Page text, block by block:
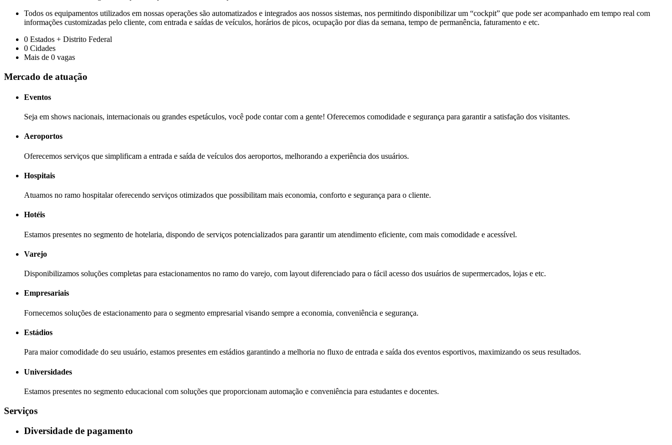
Todos os equipamentos utilizados em nossas operações são automatizados e integrados aos nossos sistemas, nos permitindo disponibilizar um “cockpit” que pode ser acompanhado em tempo real com
informações customizadas pelo cliente, com entrada e saídas de veículos, horários de picos, ocupação por dias da semana, tempo de permanência, faturamento e etc.
0 Estados + Distrito Federal
0 Cidades
Mais de 0 vagas
Mercado de atuação
Eventos
Seja em shows nacionais, internacionais ou grandes espetáculos, você pode contar com a gente! Oferecemos comodidade e segurança para garantir a satisfação dos visitantes.
Aeroportos
Oferecemos serviços que simplificam a entrada e saída de veículos dos aeroportos, melhorando a experiência dos usuários.
Hospitais
Atuamos no ramo hospitalar oferecendo serviços otimizados que possibilitam mais economia, conforto e segurança para o cliente.
Hotéis
Estamos presentes no segmento de hotelaria, dispondo de serviços potencializados para garantir um atendimento eficiente, com mais comodidade e acessível.
Varejo
Disponibilizamos soluções completas para estacionamentos no ramo do varejo, com layout diferenciado para o fácil acesso dos usuários de supermercados, lojas e etc.
Empresariais
Fornecemos soluções de estacionamento para o segmento empresarial visando sempre a economia, conveniência e segurança.
Estádios
Para maior comodidade do seu usuário, estamos presentes em estádios garantindo a melhoria no fluxo de entrada e saída dos eventos esportivos, maximizando os seus resultados.
Universidades
Estamos presentes no segmento educacional com soluções que proporcionam automação e conveniência para estudantes e docentes.
Serviços
Diversidade de pagamento